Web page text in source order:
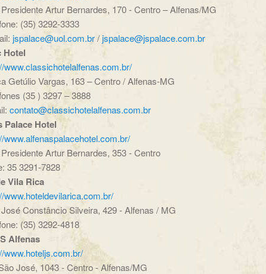
Artur Bernardes, 170 - Centro – Alfenas/MG
(35) 3292-3333
jspalace@uol.com.br/jspalace@jspalace.com.br
Hotel
www.classichotelalfenas.com.br/
Getúlio Vargas, 163 – Centro / Alfenas-MG
(35 ) 3297 – 3888
contato@classichotelalfenas.com.br
Palace Hotel
www.alfenaspalacehotel.com.br/
Artur Bernardes, 353 - Centro
35 3291-7828
Vila Rica
www.hoteldevilarica.com.br/
Constâncio Silveira, 429 - Alfenas / MG
(35) 3292-4818
Alfenas
www.hoteljs.com.br/
José, 1043 - Centro - Alfenas/MG